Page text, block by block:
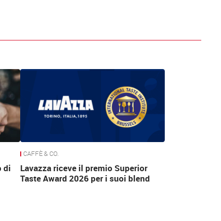
di
CAFFÈ & CO.
Lavazza riceve il premio Superior
Taste Award 2026 per i suoi blend